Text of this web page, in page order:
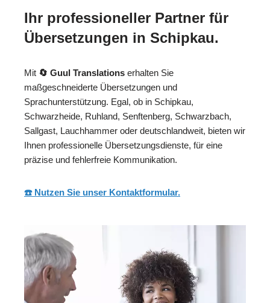
Ihr professioneller Partner für
Übersetzungen in Schipkau.
Mit 🔄 Guul Translations erhalten Sie
maßgeschneiderte Übersetzungen und
Sprachunterstützung. Egal, ob in Schipkau,
Schwarzheide, Ruhland, Senftenberg, Schwarzbach,
Sallgast, Lauchhammer oder deutschlandweit, bieten wir
Ihnen professionelle Übersetzungsdienste, für eine
präzise und fehlerfreie Kommunikation.
☎️ Nutzen Sie unser Kontaktformular.